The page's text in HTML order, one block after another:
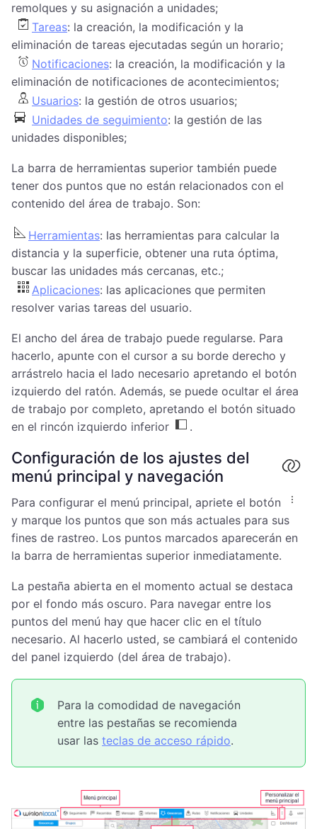
remolques y su asignación a unidades;
Tareas: la creación, la modificación y la
eliminación de tareas ejecutadas según un horario;
Notificaciones: la creación, la modificación y la
eliminación de notificaciones de acontecimientos;
Usuarios: la gestión de otros usuarios;
Unidades de seguimiento: la gestión de las
unidades disponibles;
La barra de herramientas superior también puede
tener dos puntos que no están relacionados con el
contenido del área de trabajo. Son:
Herramientas: las herramientas para calcular la
distancia y la superficie, obtener una ruta óptima,
buscar las unidades más cercanas, etc.;
Aplicaciones: las aplicaciones que permiten
resolver varias tareas del usuario.
El ancho del área de trabajo puede regularse. Para
hacerlo, apunte con el cursor a su borde derecho y
arrástrelo hacia el lado necesario apretando el botón
izquierdo del ratón. Además, se puede ocultar el área
de trabajo por completo, apretando el botón situado
en el rincón izquierdo inferior
.
Configuración de los ajustes del
menú principal y navegación
Para configurar el menú principal, apriete el botón
y marque los puntos que son más actuales para sus
fines de rastreo. Los puntos marcados aparecerán en
la barra de herramientas superior inmediatamente.
La pestaña abierta en el momento actual se destaca
por el fondo más oscuro. Para navegar entre los
puntos del menú hay que hacer clic en el título
necesario. Al hacerlo usted, se cambiará el contenido
del panel izquierdo (del área de trabajo).
Para la comodidad de navegación
entre las pestañas se recomienda
usar las teclas de acceso rápido.